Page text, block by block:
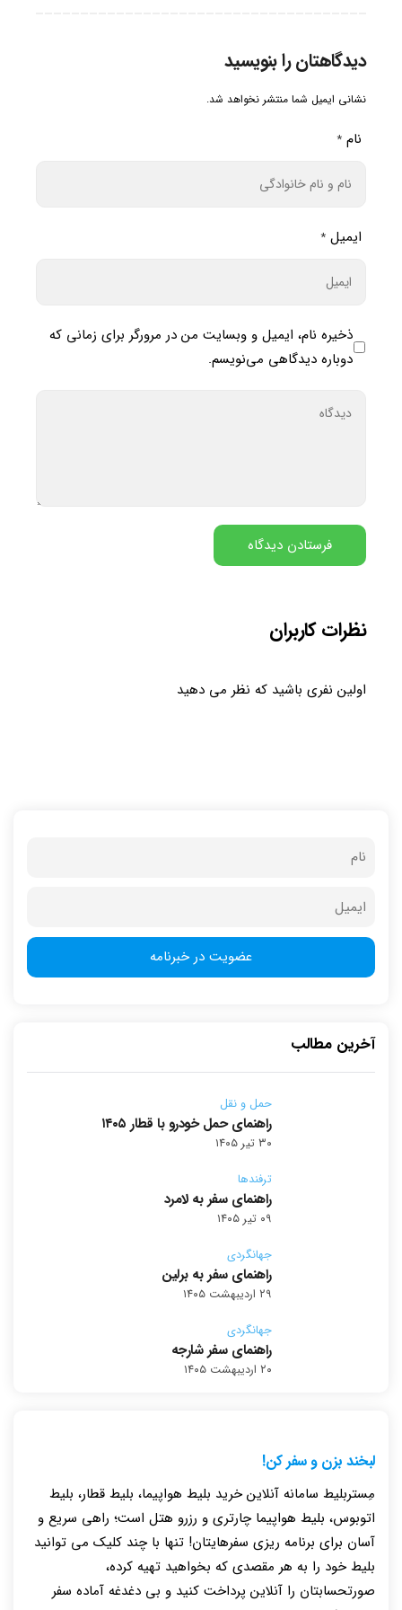
دیدگاهتان را بنویسید
نشانی ایمیل شما منتشر نخواهد شد.
نام *
ایمیل *
ذخیره نام، ایمیل و وبسایت من در مرورگر برای زمانی که
دوباره دیدگاهی می‌نویسم.
نظرات کاربران
اولین نفری باشید که نظر می دهید
آخرین مطالب
حمل و نقل
راهنمای حمل خودرو با قطار ۱۴۰۵
۳۰ تیر ۱۴۰۵
ترفندها
راهنمای سفر به لامرد
۰۹ تیر ۱۴۰۵
جهانگردی
راهنمای سفر به برلین
۲۹ اردیبهشت ۱۴۰۵
جهانگردی
راهنمای سفر شارجه
۲۰ اردیبهشت ۱۴۰۵
لبخند بزن و سفر کن!
مِستربلیط سامانه آنلاین خرید بلیط هواپیما، بلیط قطار، بلیط
اتوبوس، بلیط هواپیما چارتری و رزرو هتل است؛ راهی سریع و
آسان برای برنامه ریزی سفرهایتان! تنها با چند کلیک می توانید
بلیط خود را به هر مقصدی که بخواهید تهیه کرده،
صورتحسابتان را آنلاین پرداخت کنید و بی دغدغه آماده سفر